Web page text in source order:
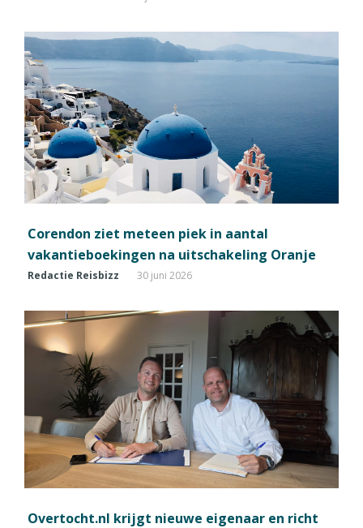
Corendon ziet meteen piek in aantal
vakantieboekingen na uitschakeling Oranje
Redactie Reisbizz 30 juni 2026
Overtocht.nl krijgt nieuwe eigenaar en richt